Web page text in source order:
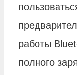
работы
полного